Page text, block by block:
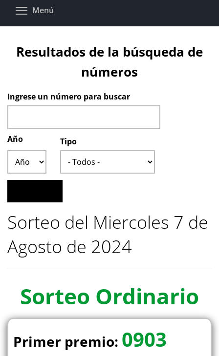
Pasar
Menú
Resultados de la búsqueda de
números
Ingrese un número para buscar
Año
Tipo
Sorteo del Miercoles 7 de
Agosto de 2024
Sorteo Ordinario
Primer premio: 0903